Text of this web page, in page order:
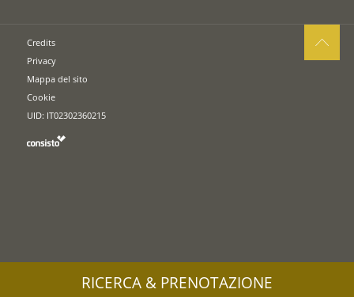
Credits
Privacy
Mappa del sito
Cookie
UID: IT02302360215
RICERCA & PRENOTAZIONE